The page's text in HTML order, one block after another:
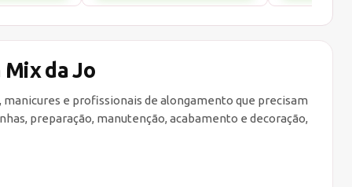
da Jo
manicures e profissionais de alongamento que precisam
preparação, manutenção, acabamento e decoração,